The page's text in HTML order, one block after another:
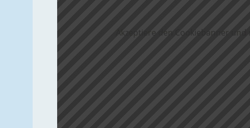
Akzeptiere den Cookiebanner